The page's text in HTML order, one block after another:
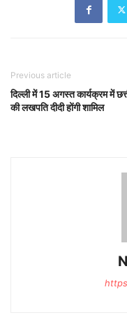
Previous article
दिल्ली में 15 अगस्त कार्यक्रम में
की लखपति दीदी होंगी शामिल